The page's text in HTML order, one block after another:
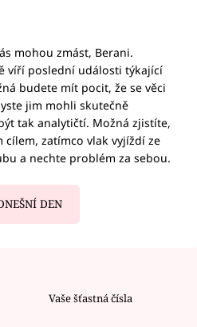
mohou zmást, Berani.
víří poslední události týkající
budete mít pocit, že se věci
jim mohli skutečně
tak analytičtí. Možná zjistíte,
cílem, zatímco vlak vyjíždí ze
a nechte problém za sebou.
DEN
Vaše šťastná čísla